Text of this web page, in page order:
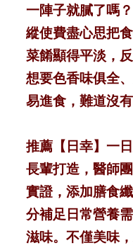
一陣子就膩了嗎？
縱使費盡心思把
菜餚顯得平淡，
想要色香味俱全
易進食，難道沒
推薦【日幸】一
長輩打造，醫師
實證，添加膳食
分補足日常營養
滋味。不僅美味